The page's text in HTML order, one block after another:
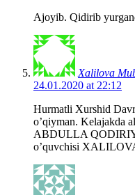
Ajoyib. Qidirib
Xalilova
24.01.2020 at 22:12
Hurmatli Xurshid
o’qiyman. Kelajakda
ABDULLA
o’quvchisi